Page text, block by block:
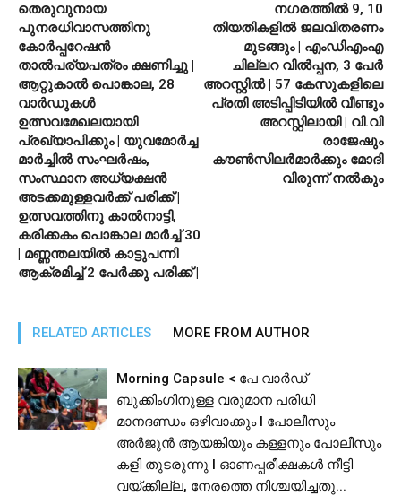
തെരുവുനായ
പുനരധിവാസത്തിനു
കോര്‍പ്പറേഷന്‍
താല്‍പര്യപത്രം ക്ഷണിച്ചു |
ആറ്റുകാല്‍ പൊങ്കാല, 28
വാര്‍ഡുകള്‍
ഉത്സവമേഖലയായി
പ്രഖ്യാപിക്കും | യുവമോര്‍ച്ച
മാര്‍ച്ചില്‍ സംഘര്‍ഷം,
സംസ്ഥാന അധ്യക്ഷന്‍
അടക്കമുള്ളവര്‍ക്ക് പരിക്ക് |
ഉത്സവത്തിനു കാല്‍നാട്ടി,
കരിക്കകം പൊങ്കാല മാര്‍ച്ച് 30
| മണ്ണന്തലയില്‍ കാട്ടുപന്നി
ആക്രമിച്ച് 2 പേര്‍ക്കു പരിക്ക് |
നഗരത്തില്‍ 9, 10
തിയതികളിൽ ജലവിതരണം
മുടങ്ങും | എംഡിഎംഎ
ചില്ലറ വിൽപ്പന, 3 പേർ
അറസ്റ്റിൽ | 57 കേസുകളിലെ
പ്രതി അടിപ്പിടിയിൽ വീണ്ടും
അറസ്റ്റിലായി | വി.വി
രാജേഷും
കൗൺസിലർമാർക്കും മോദി
വിരുന്ന് നൽകും
RELATED ARTICLES MORE FROM AUTHOR
Morning Capsule < പേ വാർഡ്
ബുക്കിംഗിനുള്ള വരുമാന പരിധി
മാനദണ്ഡം ഒഴിവാക്കും I പോലീസും
അർജുൻ ആയങ്കിയും കള്ളനും പോലീസും
കളി തുടരുന്നു I ഓണപ്പരീക്ഷകൾ നീട്ടി
വയ്ക്കില്ല, നേരത്തെ നിശ്ചയിച്ചതു...